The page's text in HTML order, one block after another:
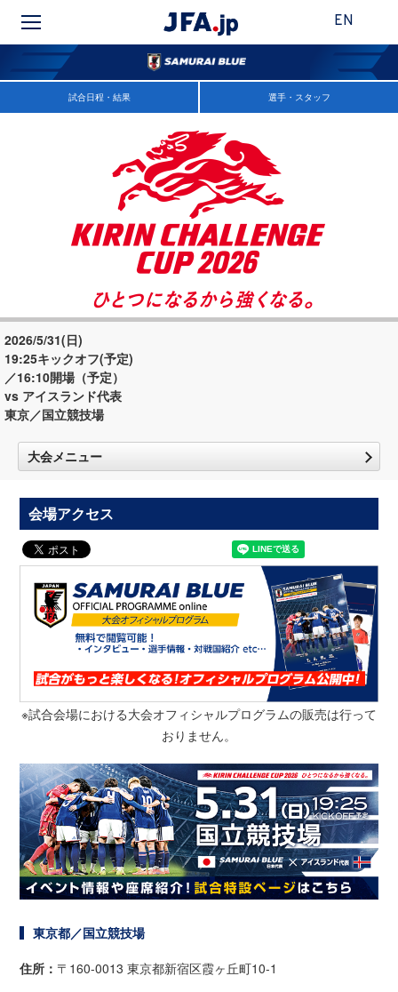
EN
試合日程・結果 選手・スタッフ
2026/5/31(日)
19:25キックオフ(予定)
／16:10開場（予定）
vs アイスランド代表
東京／国立競技場
大会メニュー
会場アクセス
※試合会場における大会オフィシャルプログラムの販売は行って
おりません。
東京都／国立競技場
住所： 〒160-0013 東京都新宿区霞ヶ丘町10-1